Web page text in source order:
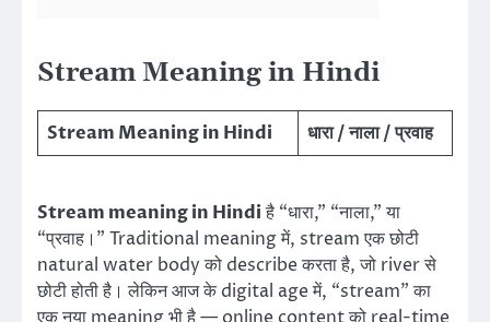
Stream Meaning in Hindi
Stream Meaning in Hindi धारा / नाला / प्रवाह
Stream meaning in Hindiहै “धारा,” “नाला,” या
“प्रवाह।” Traditional meaning में, stream एक छोटी
natural water body को describe करता है, जो river से
छोटी होती है। लेकिन आज के digital age में, “stream” का